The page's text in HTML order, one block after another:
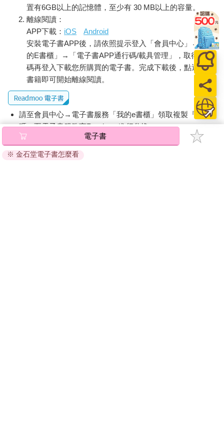
置有6GB以上的記憶體，至少有 30 MB以上的容量。
離線閱讀：
APP下載： iOS
Android
安裝電子書APP後，請依照提示登入「會員中心」→「我
的E書櫃」→「電子書APP通行碼/載具管理」，取得通行
碼再登入下載您所購買的電子書。完成下載後，點選任一
書籍即可開始離線閱讀。
請至會員中心→電子書服務「我的e書櫃」領取複製『兌換
碼』至電子書服務商Readmoo進行兌換。
退換貨須知：
因版權保護，您在金石堂所購買的電子書僅能以金石堂專屬
電子書
※ 金石堂電子書怎麼看